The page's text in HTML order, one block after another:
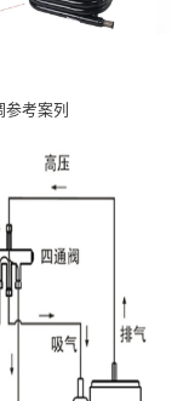
考案列